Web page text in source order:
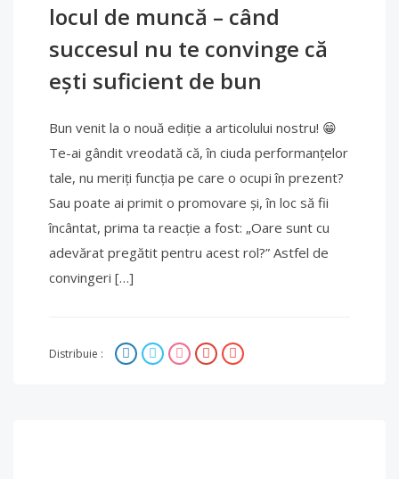
locul de muncă – când
succesul nu te convinge că
ești suficient de bun
Bun venit la o nouă ediție a articolului nostru! 😁
Te-ai gândit vreodată că, în ciuda performanțelor
tale, nu meriți funcția pe care o ocupi în prezent?
Sau poate ai primit o promovare și, în loc să fii
încântat, prima ta reacție a fost: „Oare sunt cu
adevărat pregătit pentru acest rol?” Astfel de
convingeri […]
Distribuie :